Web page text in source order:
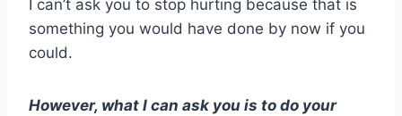
I can’t ask you to stop hurting because that is
something you would have done by now if you
could.
However, what I can ask you is to do your